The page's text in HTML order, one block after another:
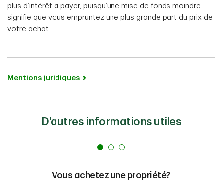
plus d’intérêt à payer, puisqu’une mise de fonds moindre
signifie que vous empruntez une plus grande part du prix de
votre achat.
Mentions juridiques
D'autres informations utiles
Vous achetez une propriété?